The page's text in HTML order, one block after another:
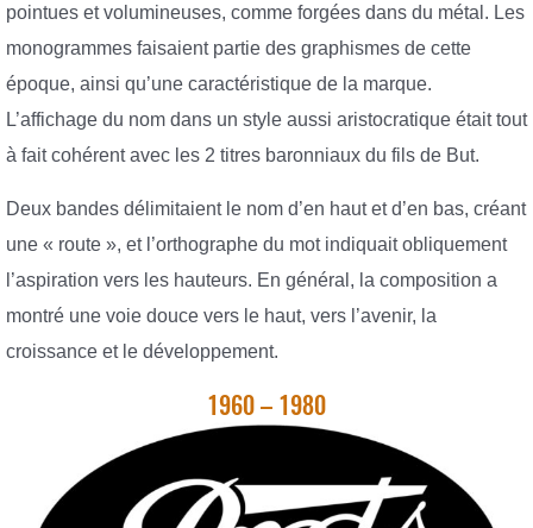
pointues et volumineuses, comme forgées dans du métal. Les
monogrammes faisaient partie des graphismes de cette
époque, ainsi qu’une caractéristique de la marque.
L’affichage du nom dans un style aussi aristocratique était tout
à fait cohérent avec les 2 titres baronniaux du fils de But.
Deux bandes délimitaient le nom d’en haut et d’en bas, créant
une « route », et l’orthographe du mot indiquait obliquement
l’aspiration vers les hauteurs. En général, la composition a
montré une voie douce vers le haut, vers l’avenir, la
croissance et le développement.
1960 – 1980